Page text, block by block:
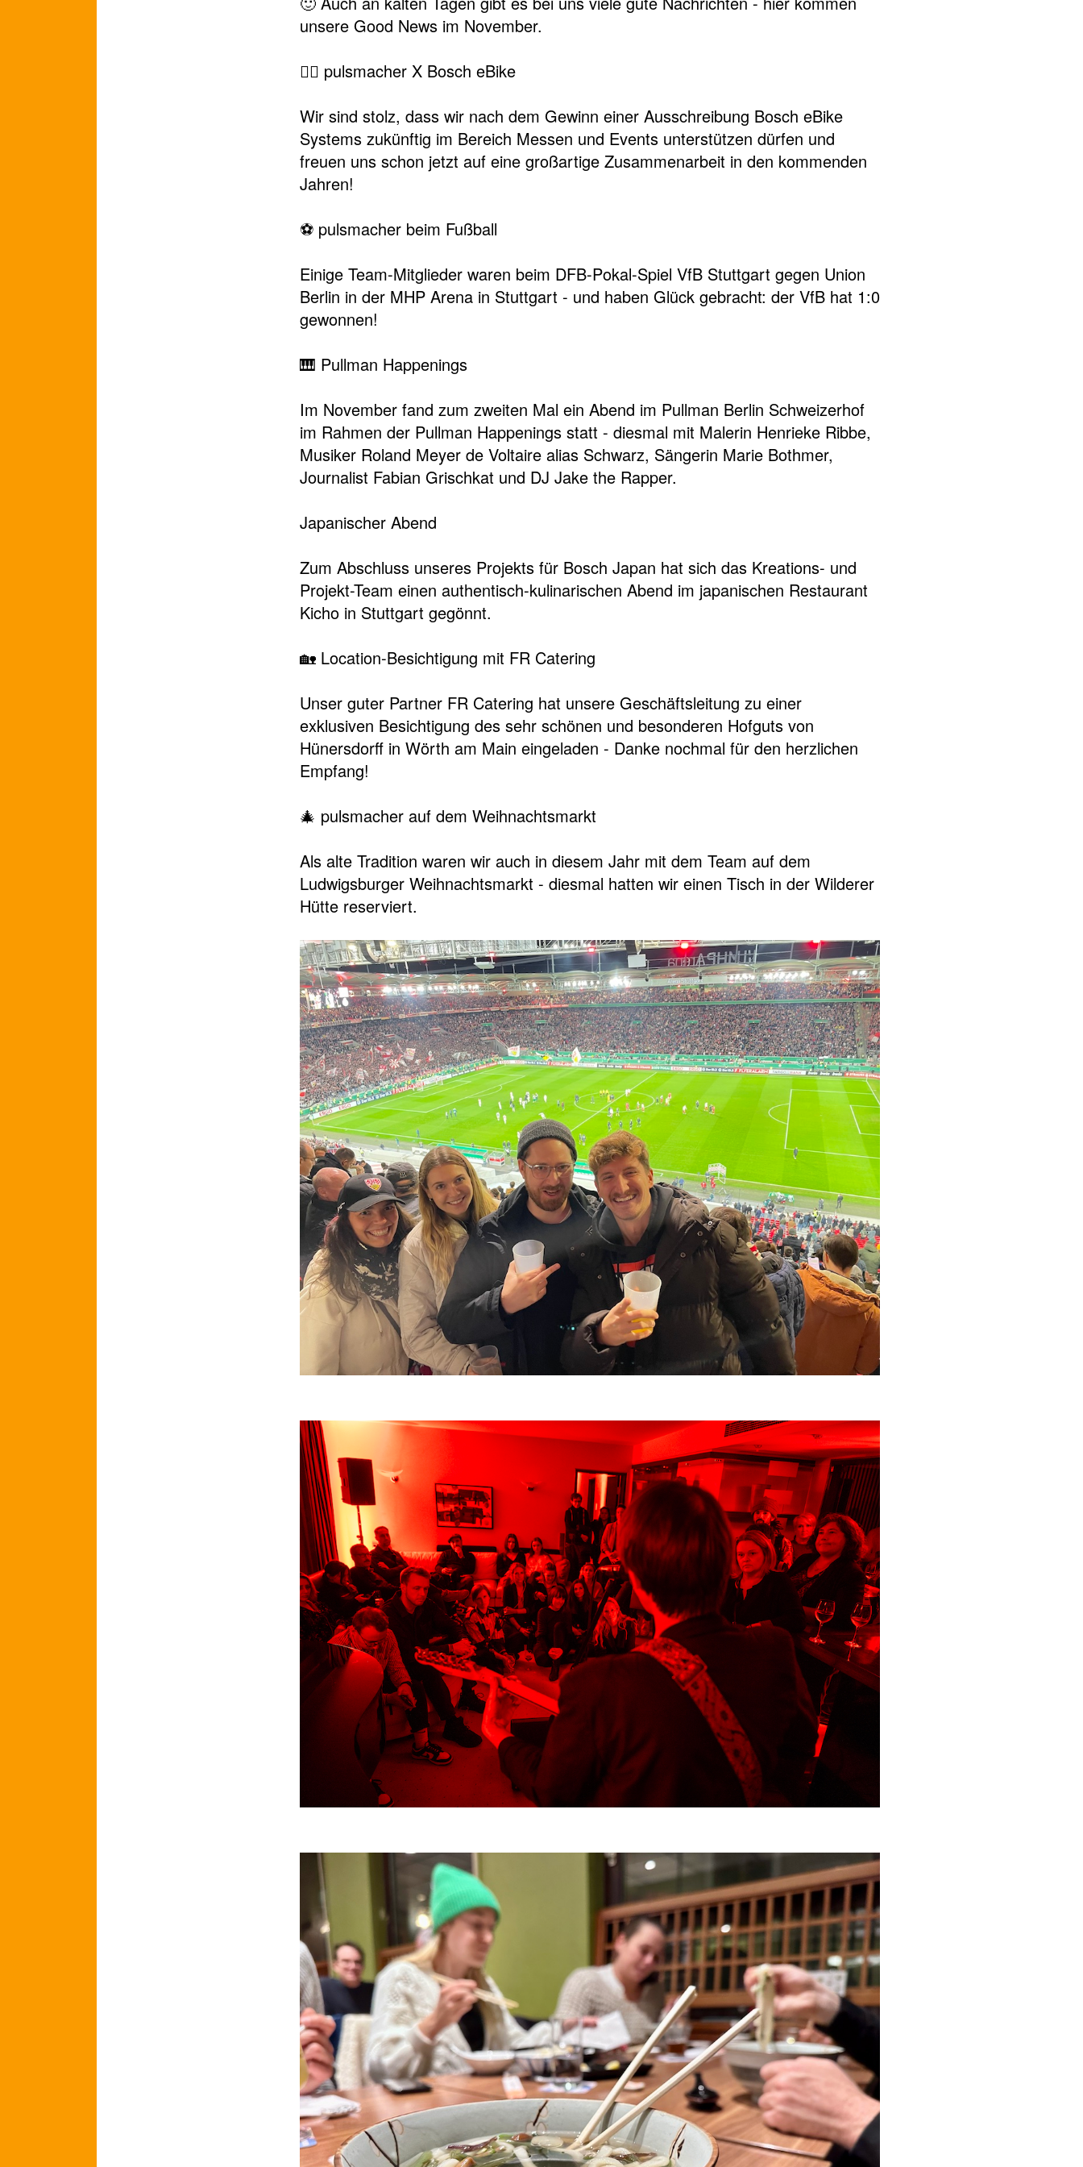
unsere Good News im November.
🚴‍♂️ pulsmacher X Bosch eBike
Wir sind stolz, dass wir nach dem Gewinn einer Ausschreibung Bosch eBike
Systems zukünftig im Bereich Messen und Events unterstützen dürfen und
freuen uns schon jetzt auf eine großartige Zusammenarbeit in den kommenden
Jahren!
⚽ pulsmacher beim Fußball
Einige Team-Mitglieder waren beim DFB-Pokal-Spiel VfB Stuttgart gegen Union
Berlin in der MHP Arena in Stuttgart - und haben Glück gebracht: der VfB hat 1:0
gewonnen!
🎹 Pullman Happenings
Im November fand zum zweiten Mal ein Abend im Pullman Berlin Schweizerhof
im Rahmen der Pullman Happenings statt - diesmal mit Malerin Henrieke Ribbe,
Musiker Roland Meyer de Voltaire alias Schwarz, Sängerin Marie Bothmer,
Journalist Fabian Grischkat und DJ Jake the Rapper.
Japanischer Abend
Zum Abschluss unseres Projekts für Bosch Japan hat sich das Kreations- und
Projekt-Team einen authentisch-kulinarischen Abend im japanischen Restaurant
Kicho in Stuttgart gegönnt.
🏡 Location-Besichtigung mit FR Catering
Unser guter Partner FR Catering hat unsere Geschäftsleitung zu einer
exklusiven Besichtigung des sehr schönen und besonderen Hofguts von
Hünersdorff in Wörth am Main eingeladen - Danke nochmal für den herzlichen
Empfang!
🎄 pulsmacher auf dem Weihnachtsmarkt
Als alte Tradition waren wir auch in diesem Jahr mit dem Team auf dem
Ludwigsburger Weihnachtsmarkt - diesmal hatten wir einen Tisch in der Wilderer
Hütte reserviert.